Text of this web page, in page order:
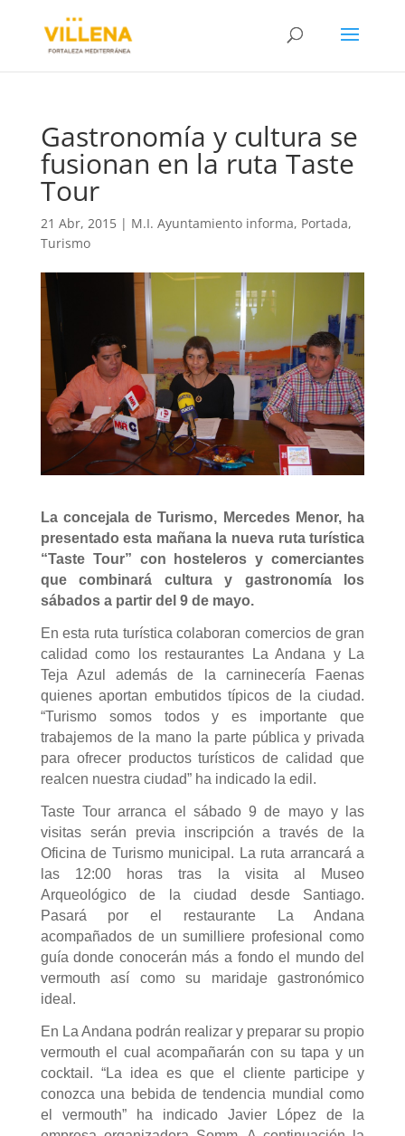
Gastronomía y cultura se
fusionan en la ruta Taste
Tour
21 Abr, 2015| M.I. Ayuntamiento informa, Portada,
Turismo
La concejala de Turismo, Mercedes Menor, ha
presentado esta mañana la nueva ruta turística
“Taste Tour” con hosteleros y comerciantes
que combinará cultura y gastronomía los
sábados a partir del 9 de mayo.
En esta ruta turística colaboran comercios de gran
calidad como los restaurantes La Andana y La
Teja Azul además de la carninecería Faenas
quienes aportan embutidos típicos de la ciudad.
“Turismo somos todos y es importante que
trabajemos de la mano la parte pública y privada
para ofrecer productos turísticos de calidad que
realcen nuestra ciudad” ha indicado la edil.
Taste Tour arranca el sábado 9 de mayo y las
visitas serán previa inscripción a través de la
Oficina de Turismo municipal. La ruta arrancará a
las 12:00 horas tras la visita al Museo
Arqueológico de la ciudad desde Santiago.
Pasará por el restaurante La Andana
acompañados de un sumilliere profesional como
guía donde conocerán más a fondo el mundo del
vermouth así como su maridaje gastronómico
ideal.
En La Andana podrán realizar y preparar su propio
vermouth el cual acompañarán con su tapa y un
cocktail. “La idea es que el cliente participe y
conozca una bebida de tendencia mundial como
el vermouth” ha indicado Javier López de la